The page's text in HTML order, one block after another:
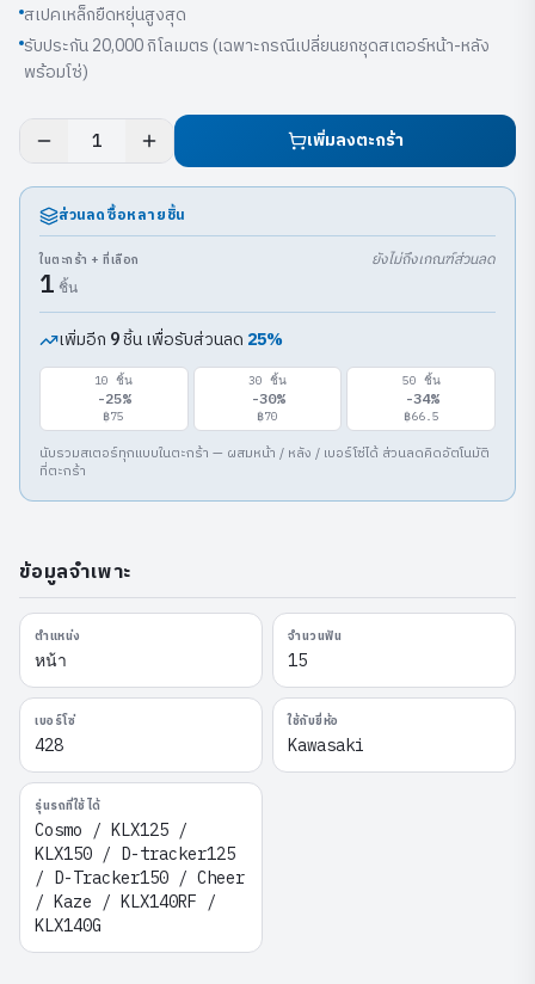
สเปคเหล็กยืดหยุ่นสูงสุด
รับประกัน 20,000 กิโลเมตร (เฉพาะกรณีเปลี่ยนยกชุดสเตอร์หน้า-หลัง
พร้อมโซ่)
1 เพิ่มลงตะกร้า
ส่วนลดซื้อหลายชิ้น
ในตะกร้า + ที่เลือก
1 ชิ้น
ยังไม่ถึงเกณฑ์ส่วนลด
เพิ่มอีก 9ชิ้น เพื่อรับส่วนลด 25%
10 ชิ้น
-25%
฿75
30 ชิ้น
-30%
฿70
50 ชิ้น
-34%
฿66.5
นับรวมสเตอร์ทุกแบบในตะกร้า — ผสมหน้า / หลัง / เบอร์โซ่ได้ ส่วนลดคิดอัตโนมัติ
ที่ตะกร้า
ข้อมูลจำเพาะ
ตำแหน่ง
หน้า
จำนวนฟัน
15
เบอร์โซ่
428
ใช้กับยี่ห้อ
Kawasaki
รุ่นรถที่ใช้ได้
Cosmo / KLX125 /
KLX150 / D-tracker125
/ D-Tracker150 / Cheer
/ Kaze / KLX140RF /
KLX140G